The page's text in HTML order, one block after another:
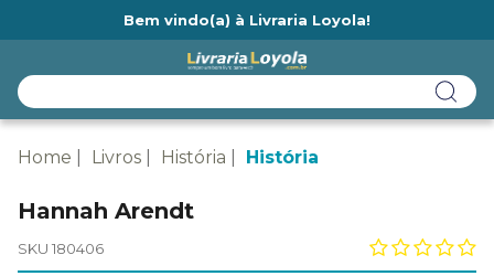
Bem vindo(a) à Livraria Loyola!
Home Livros História História
Hannah Arendt
SKU 180406